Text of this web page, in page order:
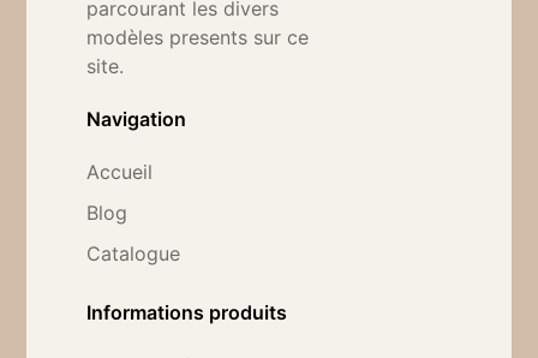
parcourant les divers
modèles presents sur ce
site.
Navigation
Accueil
Blog
Catalogue
Informations produits